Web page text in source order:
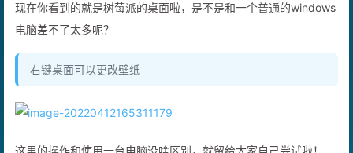
现在你看到的就是树莓派的桌面啦，是不是和一个普通的windows
电脑差不了太多呢？
右键桌面可以更改壁纸
这里的操作和使用一台电脑没啥区别，就留给大家自己尝试啦！